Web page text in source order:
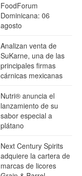
FoodForum
Dominicana: 06
agosto
Analizan venta de
SuKarne, una de las
principales firmas
cárnicas mexicanas
Nutri® anuncia el
lanzamiento de su
sabor especial a
plátano
Next Century Spirits
adquiere la cartera de
marcas de licores